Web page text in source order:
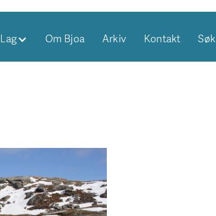
Lag Om Bjoa Arkiv Kontakt Søk